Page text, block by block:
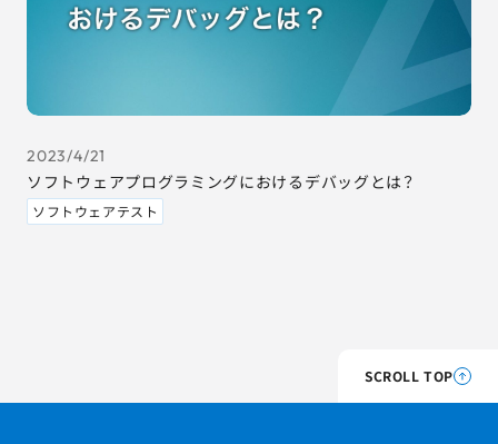
2023/4/21
ソフトウェアプログラミングにおけるデバッグとは？
ソフトウェアテスト
SCROLL TOP